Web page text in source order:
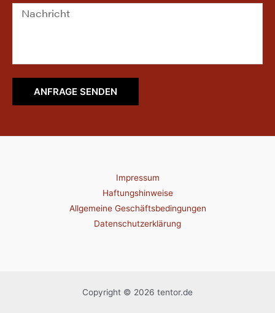
ANFRAGE SENDEN
Impressum
Haftungshinweise
Allgemeine Geschäftsbedingungen
Datenschutzerklärung
Copyright © 2026 tentor.de